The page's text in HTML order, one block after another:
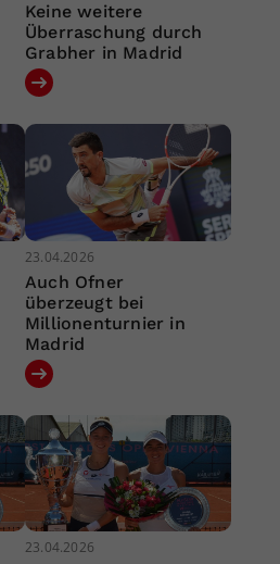
Keine weitere
Überraschung durch
Grabher in Madrid
23.04.2026
Auch Ofner
überzeugt bei
Millionenturnier in
Madrid
23.04.2026